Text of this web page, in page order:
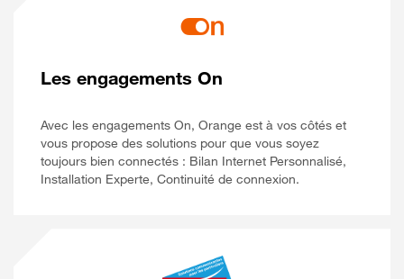
Les engagements On
Avec les engagements On, Orange est à vos côtés et
vous propose des solutions pour que vous soyez
toujours bien connectés : Bilan Internet Personnalisé,
Installation Experte, Continuité de connexion.